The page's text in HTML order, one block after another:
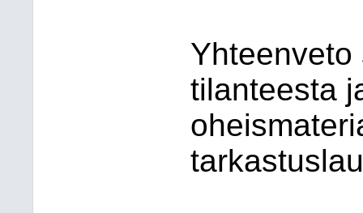
Yhteenveto
tilanteesta